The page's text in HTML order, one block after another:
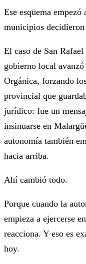
Ese esquema empezó
municipios decidieron
El caso de San
gobierno local
Orgánica, forzando
provincial que
jurídico: fue un
insinuarse en
autonomía también
hacia arriba.
Ahí cambió todo.
Porque cuando la
empieza a ejercerse
reacciona. Y eso es
hoy.